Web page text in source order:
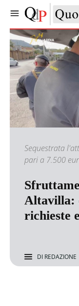
Sequestrata
pari a 7.500
Altavilla:
richieste
DI REDAZIONE